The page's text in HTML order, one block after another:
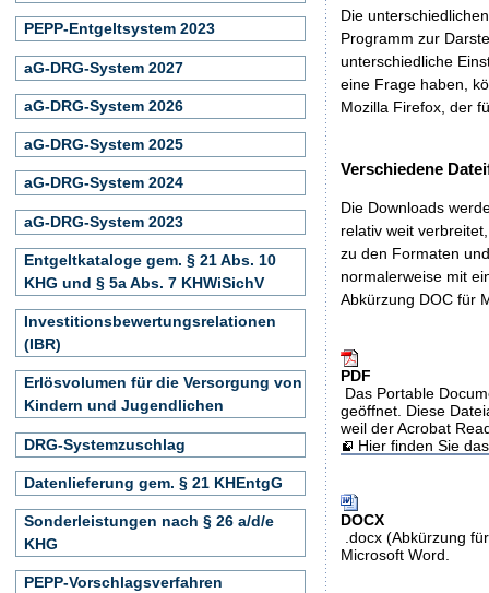
Die
Programm zur
unterschiedliche
eine Frage haben,
Mozilla Firefox, der
Verschiedene
Die Downloads
relativ weit
zu den Formaten
normalerweise mit
Abkürzung DOC für
PDF
Das Portable
geöffnet. Diese
weil der Acrobat
Hier finden Sie
DOCX
.docx (Abkürzung
Microsoft Word.
PEPP-Entgeltsystem 2023
aG-DRG-System 2027
aG-DRG-System 2026
aG-DRG-System 2025
aG-DRG-System 2024
aG-DRG-System 2023
Entgeltkataloge gem. § 21 Abs. 10
KHG und § 5a Abs. 7 KHWiSichV
Investitionsbewertungsrelationen
(IBR)
Erlösvolumen für die Versorgung von
Kindern und Jugendlichen
DRG-Systemzuschlag
Datenlieferung gem. § 21 KHEntgG
Sonderleistungen nach § 26 a/d/e
KHG
PEPP-Vorschlagsverfahren